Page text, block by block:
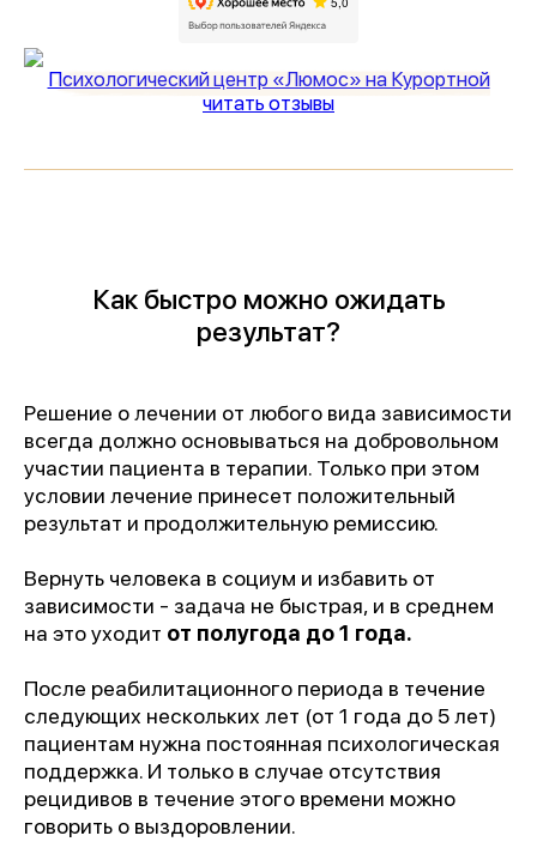
Психологический центр «Люмос» на Курортной
читать отзывы
Как быстро можно ожидать
результат?
Решение о лечении от любого вида зависимости
всегда должно основываться на добровольном
участии пациента в терапии. Только при этом
условии лечение принесет положительный
результат и продолжительную ремиссию.
Вернуть человека в социум и избавить от
зависимости - задача не быстрая, и в среднем
на это уходит от полугода до 1 года.
После реабилитационного периода в течение
следующих нескольких лет (от 1 года до 5 лет)
пациентам нужна постоянная психологическая
поддержка. И только в случае отсутствия
рецидивов в течение этого времени можно
говорить о выздоровлении.